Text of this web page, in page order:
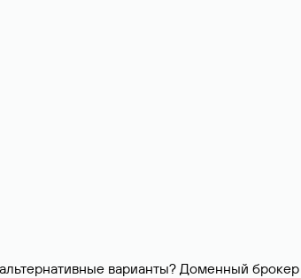
варианты? Доменный